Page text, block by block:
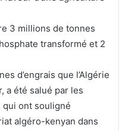
3 millions de tonnes
transformé et 2
d’engrais que l’Algérie
a été salué par les
qui ont souligné
algéro-kenyan dans